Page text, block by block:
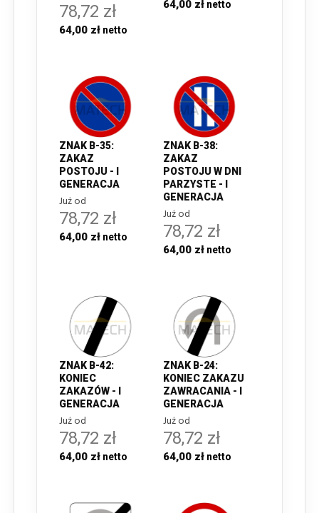
78,72 zł
64,00 zł
64,00 zł
ZNAK B-35:
ZAKAZ
POSTOJU - I
GENERACJA
Już od
78,72 zł
64,00 zł
ZNAK B-38:
ZAKAZ
POSTOJU W DNI
PARZYSTE - I
GENERACJA
Już od
78,72 zł
64,00 zł
ZNAK B-42:
KONIEC
ZAKAZÓW - I
GENERACJA
Już od
78,72 zł
64,00 zł
ZNAK B-24:
KONIEC ZAKAZU
ZAWRACANIA - I
GENERACJA
Już od
78,72 zł
64,00 zł